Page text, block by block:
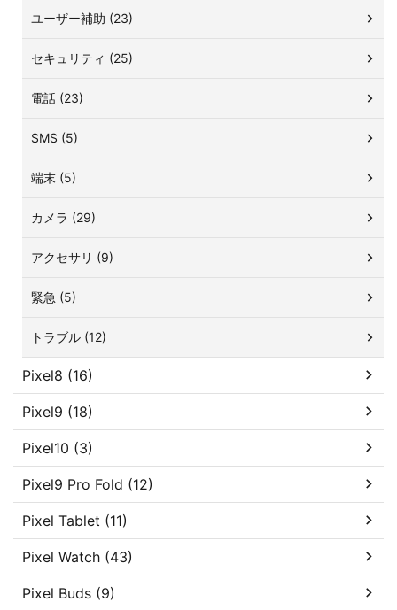
ユーザー補助 (23)
セキュリティ (25)
電話 (23)
SMS (5)
端末 (5)
カメラ (29)
アクセサリ (9)
緊急 (5)
トラブル (12)
Pixel8 (16)
Pixel9 (18)
Pixel10 (3)
Pixel9 Pro Fold (12)
Pixel Tablet (11)
Pixel Watch (43)
Pixel Buds (9)